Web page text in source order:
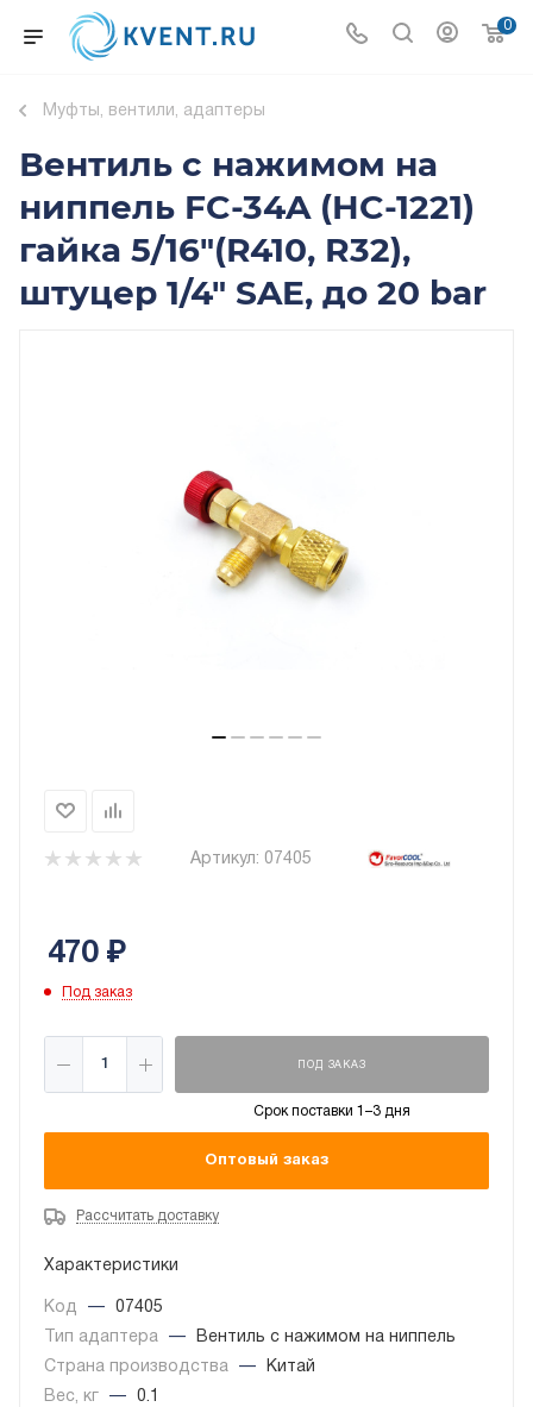
0
Муфты, вентили, адаптеры
Вентиль с нажимом на
ниппель FC-34A (HC-1221)
гайка 5/16"(R410, R32),
штуцер 1/4" SAE, до 20 bar
Артикул: 07405
470₽
Под заказ
ПОД ЗАКАЗ
Срок поставки 1–3 дня
Оптовый заказ
Рассчитать доставку
Характеристики
Код —
07405
Тип адаптера
—
Вентиль с нажимом на ниппель
Страна производства
—
Китай
Вес, кг
—
0.1